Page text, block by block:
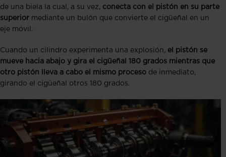
de una biela la cual, a su vez, conecta con el pistón en su parte
superior mediante un bulón que convierte el cigüeñal en un
eje móvil.
Cuando un cilindro experimenta una explosión, el pistón se
mueve hacia abajo y gira el cigüeñal 180 grados mientras que
otro pistón lleva a cabo el mismo proceso de inmediato,
girando el cigüeñal otros 180 grados.